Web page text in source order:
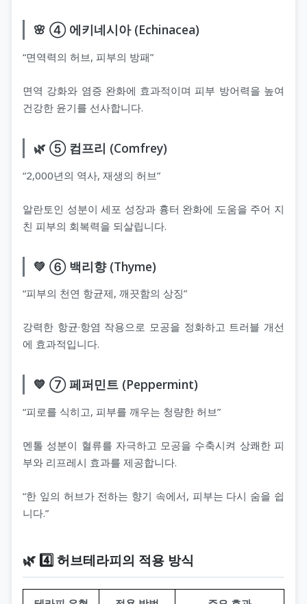
🌸 ④ 에키네시아 (Echinacea)
“면역력의 허브, 피부의 방패”
면역 강화와 염증 완화에 효과적이며 피부 방어력을 높여
건강한 윤기를 선사합니다.
🌿 ⑤ 컴프리 (Comfrey)
“2,000년의 역사, 재생의 허브”
알란토인 성분이 세포 성장과 흉터 완화에 도움을 주어 지
친 피부의 회복력을 되살립니다.
💚 ⑥ 백리향 (Thyme)
“피부의 천연 항균제, 깨끗함의 상징”
강력한 항균·항염 작용으로 모공을 정화하고 트러블 개선
에 효과적입니다.
💙 ⑦ 페퍼민트 (Peppermint)
“피로를 식히고, 피부를 깨우는 청량한 허브”
멘톨 성분이 혈류를 자극하고 모공을 수축시켜 상쾌한 피
부와 리프레시 효과를 제공합니다.
“한 잎의 허브가 전하는 향기 속에서, 피부는 다시 숨을 쉽
니다.”
🌿 4️⃣ 허브테라피의 적용 방식